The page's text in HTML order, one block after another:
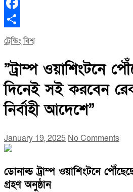
Facebook
Share
ট্রেন্ডিংবিশ্ব
”ট্রাম্প ওয়াশিংটনে
দিনেই সই করবেন
নির্বাহী আদেশে”
January 19, 2025 No Comments
ডোনাল্ড ট্রাম্প ওয়াশিংটনে
গ্রহণ অনুষ্ঠান